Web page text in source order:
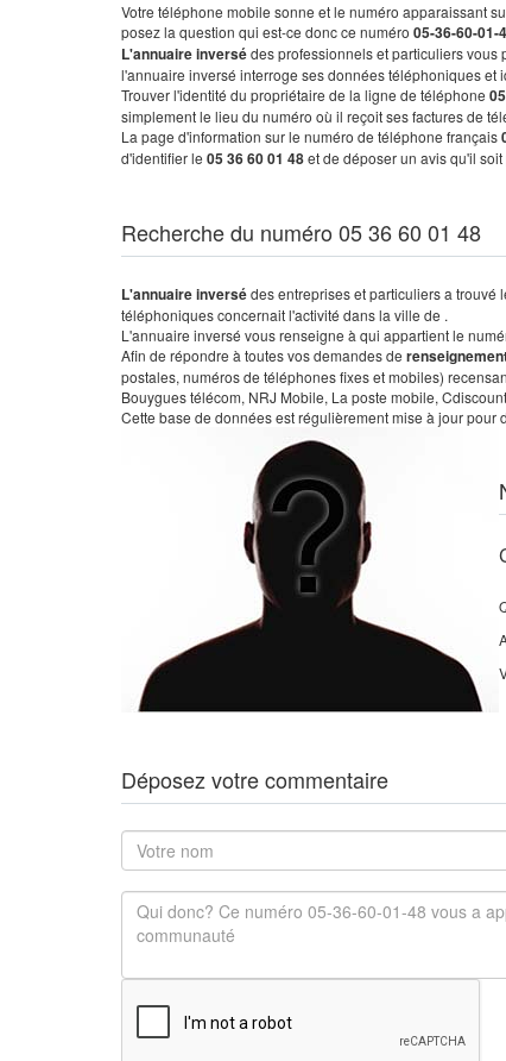
Votre téléphone mobile sonne et le numéro apparaissant
posez la question qui est-ce donc ce numéro 05-36-60-01-
L'annuaire inversédes professionnels et particuliers vous
l'annuaire inversé interroge ses données téléphoniques et
Trouver l'identité du propriétaire de la ligne de téléphone
simplement le lieu du numéro où il reçoit ses factures de
La page d'information sur le numéro de téléphone français
d'identifier le 05 36 60 01 48et de déposer un avis qu'il
Recherche du numéro 05 36 60 01 48
L'annuaire inversédes entreprises et particuliers a trouvé
téléphoniques concernait l'activité dans la ville de .
L'annuaire inversé vous renseigne à qui appartient le
Afin de répondre à toutes vos demandes de
postales, numéros de téléphones fixes et mobiles)
Bouygues télécom, NRJ Mobile, La poste mobile,
Cette base de données est régulièrement mise à jour
Déposez votre commentaire